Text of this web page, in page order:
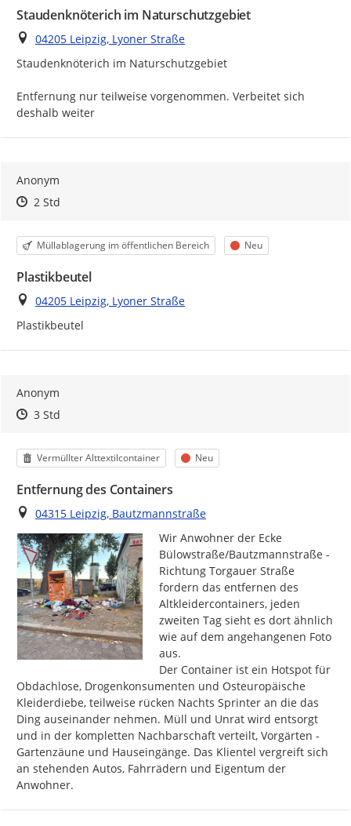
Staudenknöterich im Naturschutzgebiet
Ort
04205 Leipzig, Lyoner Straße
Staudenknöterich im Naturschutzgebiet
Entfernung nur teilweise vorgenommen. Verbeitet sich
deshalb weiter
Anonym
Zeitpunkt des Erstellens
Zeitpunkt des Erstellens
2 StdZur Äußerung
Kategorie
Müllablagerung im öffentlichen Bereich Status
Neu
Plastikbeutel
Ort
04205 Leipzig, Lyoner Straße
Plastikbeutel
Anonym
Zeitpunkt des Erstellens
Zeitpunkt des Erstellens
3 StdZur Äußerung
Kategorie
Vermüllter Alttextilcontainer Status
Neu
Entfernung des Containers
Ort
04315 Leipzig, Bautzmannstraße
Wir Anwohner der Ecke
Bülowstraße/Bautzmannstraße -
Richtung Torgauer Straße
fordern das entfernen des
Altkleidercontainers, jeden
zweiten Tag sieht es dort ähnlich
wie auf dem angehangenen Foto
aus.
Der Container ist ein Hotspot für
Obdachlose, Drogenkonsumenten und Osteuropäische
Kleiderdiebe, teilweise rücken Nachts Sprinter an die das
Ding auseinander nehmen. Müll und Unrat wird entsorgt
und in der kompletten Nachbarschaft verteilt, Vorgärten -
Gartenzäune und Hauseingänge. Das Klientel vergreift sich
an stehenden Autos, Fahrrädern und Eigentum der
Anwohner.